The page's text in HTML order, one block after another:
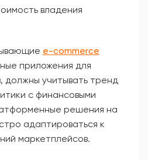
владения
e-commerce
приложения для
должны учитывать тренд
с финансовыми
решения на
адаптироваться к
маркетплейсов.